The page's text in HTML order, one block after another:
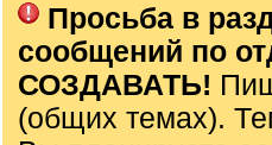
Просьба в
сообщений по
СОЗДАВАТЬ!
(общих темах).